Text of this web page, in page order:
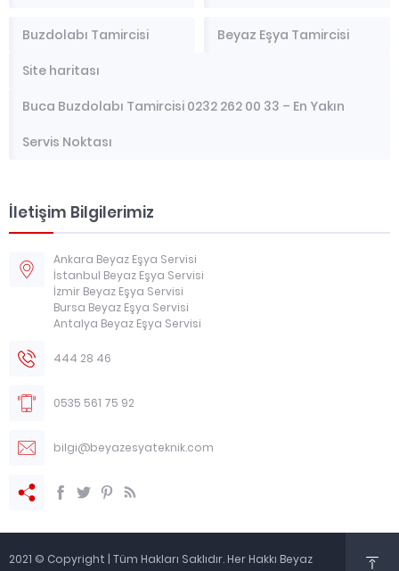
Buzdolabı Tamircisi
Beyaz Eşya Tamircisi
Site haritası
Buca Buzdolabı Tamircisi 0232 262 00 33 – En Yakın
Servis Noktası
İletişim Bilgilerimiz
Ankara Beyaz Eşya Servisi
İstanbul Beyaz Eşya Servisi
İzmir Beyaz Eşya Servisi
Bursa Beyaz Eşya Servisi
Antalya Beyaz Eşya Servisi
444 28 46
0535 561 75 92
bilgi@beyazesyateknik.com
2021 © Copyright | Tüm Hakları Saklıdır. Her Hakkı Beyaz